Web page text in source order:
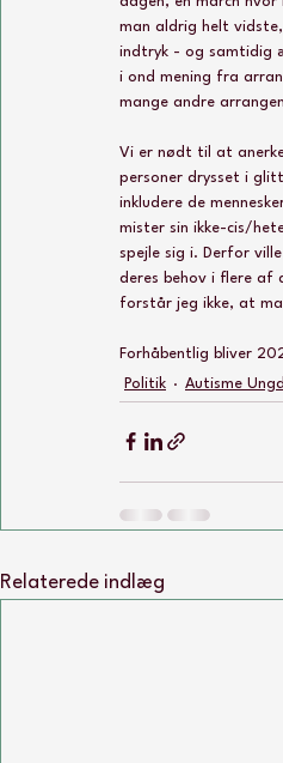
man aldrig helt
indtryk - og samtidig
i ond mening fra
mange andre
Vi er nødt til at
personer drysset i
inkludere de
mister sin ikke-cis/
spejle sig i. Derfor
deres behov i flere
forstår jeg ikke, at
Forhåbentlig bliver
Politik
Autisme
Relaterede indlæg